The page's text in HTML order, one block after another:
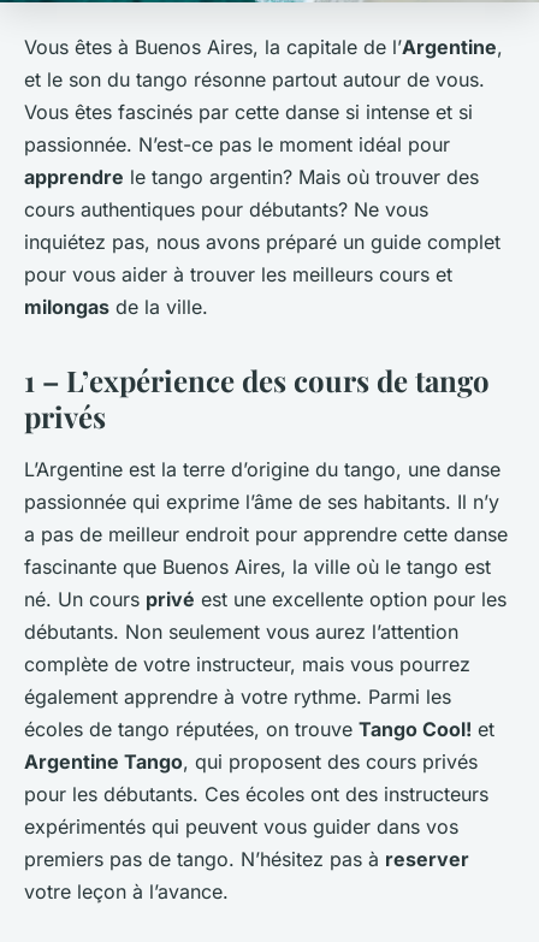
Vous êtes à Buenos Aires, la capitale de l’Argentine,
et le son du tango résonne partout autour de vous.
Vous êtes fascinés par cette danse si intense et si
passionnée. N’est-ce pas le moment idéal pour
apprendre le tango argentin? Mais où trouver des
cours authentiques pour débutants? Ne vous
inquiétez pas, nous avons préparé un guide complet
pour vous aider à trouver les meilleurs cours et
milongas de la ville.
1 – L’expérience des cours de tango
privés
L’Argentine est la terre d’origine du tango, une danse
passionnée qui exprime l’âme de ses habitants. Il n’y
a pas de meilleur endroit pour apprendre cette danse
fascinante que Buenos Aires, la ville où le tango est
né. Un cours privé est une excellente option pour les
débutants. Non seulement vous aurez l’attention
complète de votre instructeur, mais vous pourrez
également apprendre à votre rythme. Parmi les
écoles de tango réputées, on trouve Tango Cool! et
Argentine Tango, qui proposent des cours privés
pour les débutants. Ces écoles ont des instructeurs
expérimentés qui peuvent vous guider dans vos
premiers pas de tango. N’hésitez pas à reserver
votre leçon à l’avance.